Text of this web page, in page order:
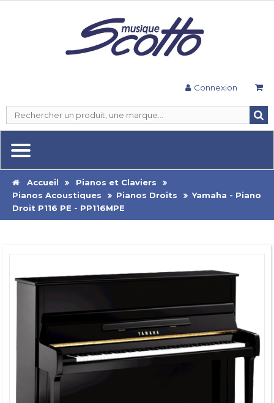
Connexion
Accueil
Pianos et Claviers
Pianos Acoustiques
Pianos Droits
Yamaha - Piano
Droit P116 PE - PP116MPE